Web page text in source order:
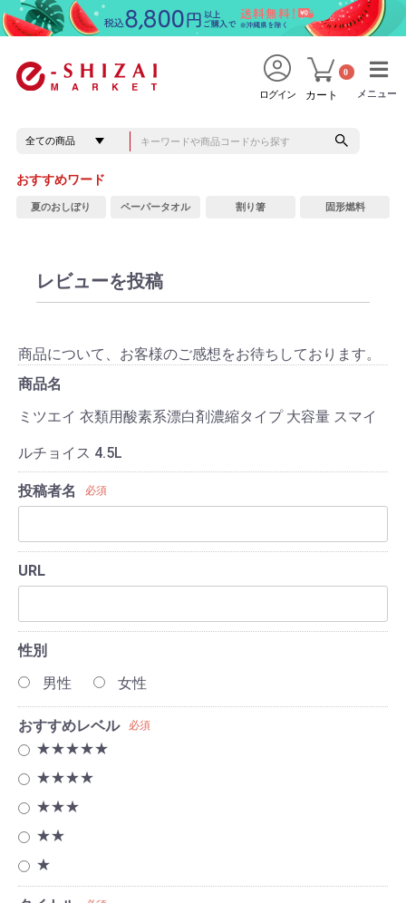
メニュー
メニュー
ログイン カート
0
おすすめワード
夏のおしぼり ペーパータオル 割り箸 固形燃料
レビューを投稿
商品について、お客様のご感想をお待ちしております。
商品名
ミツエイ 衣類用酸素系漂白剤濃縮タイプ 大容量 スマイ
ルチョイス 4.5L
投稿者名 必須
URL
性別
男性
女性
おすすめレベル 必須
★★★★★
★★★★
★★★
★★
★